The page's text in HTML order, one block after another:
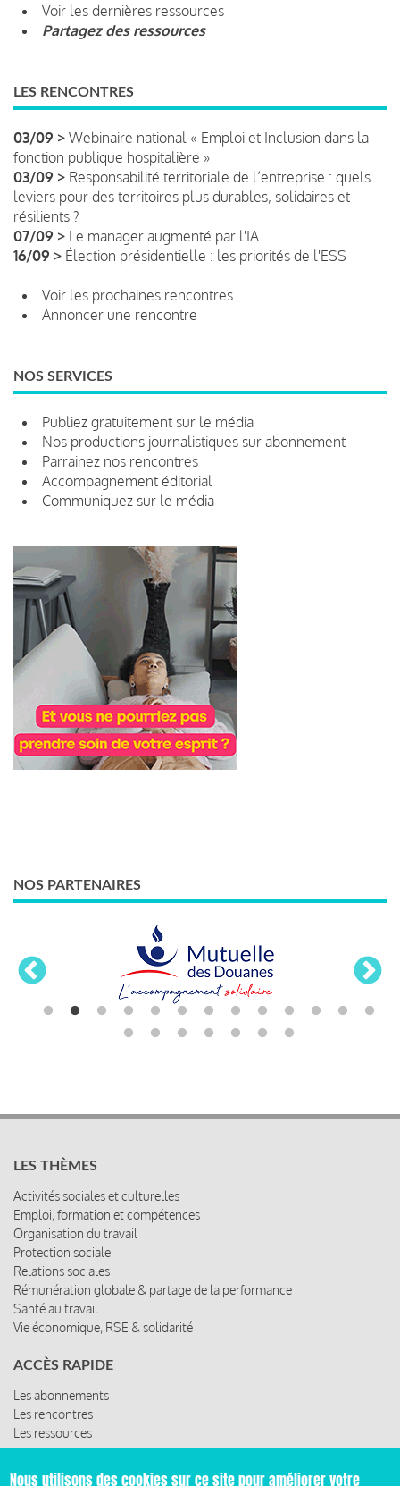
Voir les dernières ressources
Partagez des ressources
LES RENCONTRES
03/09 > Webinaire national « Emploi et Inclusion dans la
fonction publique hospitalière »
03/09 > Responsabilité territoriale de l’entreprise : quels
leviers pour des territoires plus durables, solidaires et
résilients ?
07/09 > Le manager augmenté par l'IA
16/09 > Élection présidentielle : les priorités de l'ESS
Voir les prochaines rencontres
Annoncer une rencontre
NOS SERVICES
Publiez gratuitement sur le média
Nos productions journalistiques sur abonnement
Parrainez nos rencontres
Accompagnement éditorial
Communiquez sur le média
NOS PARTENAIRES
LES THÈMES
Activités sociales et culturelles
Emploi, formation et compétences
Organisation du travail
Protection sociale
Relations sociales
Rémunération globale & partage de la performance
Santé au travail
Vie économique, RSE & solidarité
ACCÈS RAPIDE
Les abonnements
Les rencontres
Les ressources
Nous utilisons des cookies sur ce site pour améliorer votre